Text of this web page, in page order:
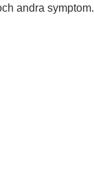
andra symptom.